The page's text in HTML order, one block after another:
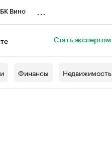
Вино
Стать экспертом
Финансы Недвижимость